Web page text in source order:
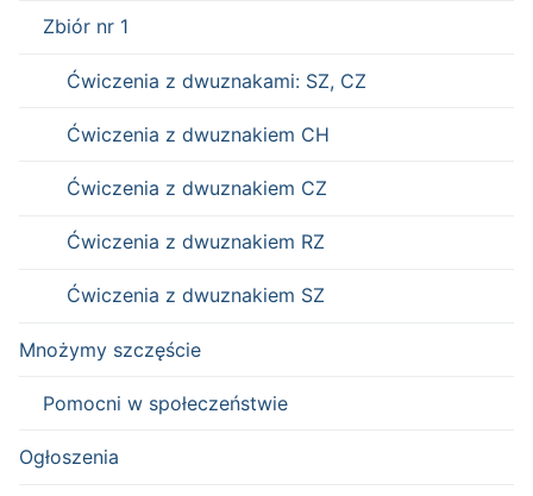
Zbiór nr 1
Ćwiczenia z dwuznakami: SZ, CZ
Ćwiczenia z dwuznakiem CH
Ćwiczenia z dwuznakiem CZ
Ćwiczenia z dwuznakiem RZ
Ćwiczenia z dwuznakiem SZ
Mnożymy szczęście
Pomocni w społeczeństwie
Ogłoszenia